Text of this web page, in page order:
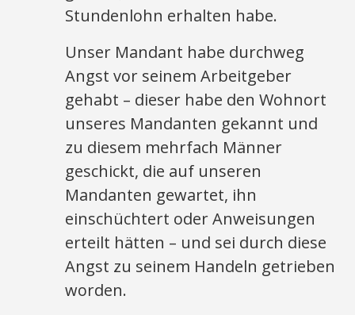
Stundenlohn erhalten habe.
Unser Mandant habe durchweg
Angst vor seinem Arbeitgeber
gehabt – dieser habe den Wohnort
unseres Mandanten gekannt und
zu diesem mehrfach Männer
geschickt, die auf unseren
Mandanten gewartet, ihn
einschüchtert oder Anweisungen
erteilt hätten – und sei durch diese
Angst zu seinem Handeln getrieben
worden.